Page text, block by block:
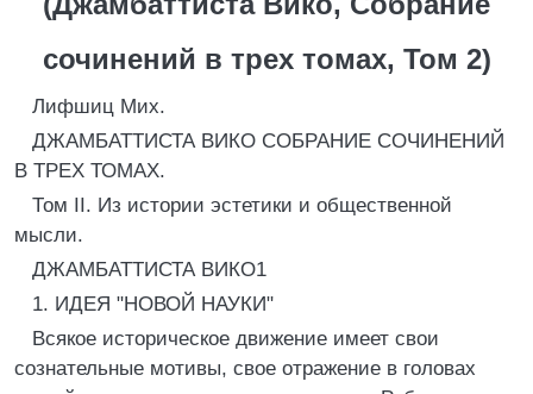
сочинений в трех томах, Том 2)
Лифшиц Мих.
ДЖАМБАТТИСТА ВИКО СОБРАНИЕ СОЧИНЕНИЙ
В ТРЕХ ТОМАХ.
Том II. Из истории эстетики и общественной
мысли.
ДЖАМБАТТИСТА ВИКО1
1. ИДЕЯ "НОВОЙ НАУКИ"
Всякое историческое движение имеет свои
сознательные мотивы, свое отражение в головах